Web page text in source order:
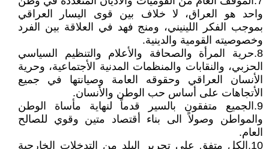
واحد هو العراق، لا خلاف بين قوى اليسار العراقي
بموجب الفكر اللينيني، ومنج فهد في العلاقة بين الفرد
وخصوصيته القومية والدينية.
8.حرية المرأة والصحافة والأعلام والتنظيم السياسي
الحزبي، والنقابات والمنظمات المدنية الأجتماعية، وحرية
الأنسان العراقي وحقوقه العامة وصيانتها في جميع
الأتجاهات على أساس حب الوطن والأنسان.
9.الجميع متفقون بالسير قدماً لنهاية مأساة الوطن
والمواطن وصولاً الى بناء أقتصاد متين وقوي للصالح
العام.
10.الكل متفق على تحرير البلد من التدخلات الخارجية